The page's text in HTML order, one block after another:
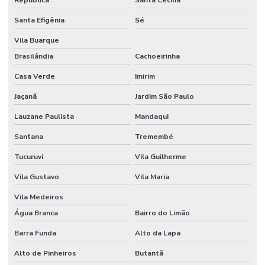
Vending machine na grande abc
Vending machine produtos saudáveis
Vending machine em santo andré
Santa Efigênia Sé
Vila Buarque
Brasilândia
Cachoeirinha
Casa Verde Imirim
Jaçanã Jardim São Paulo
Lauzane Paulista Mandaqui
Santana Tremembé
Tucuruvi Vila Guilherme
Vila Gustavo Vila Maria
Vila Medeiros
Água Branca
Bairro do Limão
Barra Funda Alto da Lapa
Alto de Pinheiros Butantã